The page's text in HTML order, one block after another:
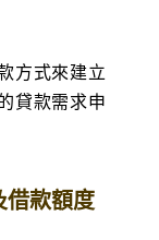
方式來建立
貸款需求申
借款額度